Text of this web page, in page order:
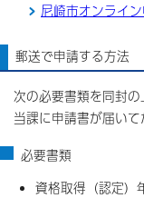
尼崎市オンライ
郵送で申請する方法
次の必要書類を同封の
当課に申請書が届い
必要書類
資格取得（認定）